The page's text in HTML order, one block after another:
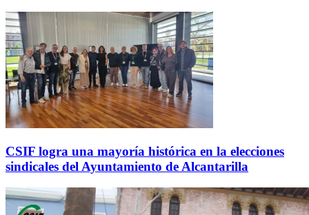
CSIF logra una mayoría histórica en la elecciones
sindicales del Ayuntamiento de Alcantarilla